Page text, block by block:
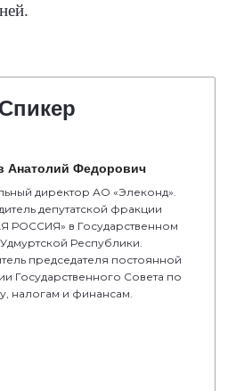
Спикер
Анатолий Федорович
директор АО «Элеконд».
депутатской фракции
РОССИЯ» в Государственном
Республики.
председателя постоянной
Государственного Совета по
налогам и финансам.